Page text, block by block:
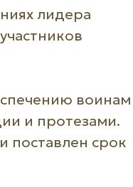
лидера
воинам
и протезами.
поставлен срок